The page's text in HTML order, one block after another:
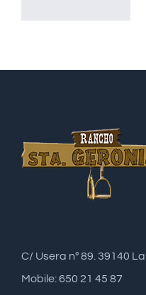
C/ Usera nº 89. 39140
Mobile: 650 21 45 87